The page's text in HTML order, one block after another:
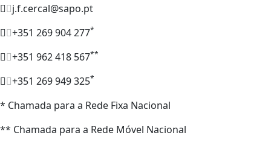
j.f.cercal@sapo.pt
+351 269 904 277*
+351 962 418 567**
+351 269 949 325*
* Chamada para a Rede Fixa Nacional
** Chamada para a Rede Móvel Nacional